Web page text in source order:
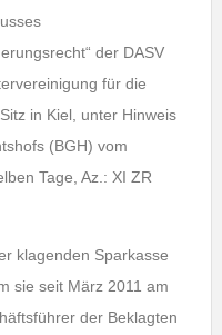
der DASV
für die
in Kiel, unter Hinweis
(BGH) vom
Tage, Az.: XI ZR
klagenden Sparkasse
sie seit März 2011 am
der Beklagten